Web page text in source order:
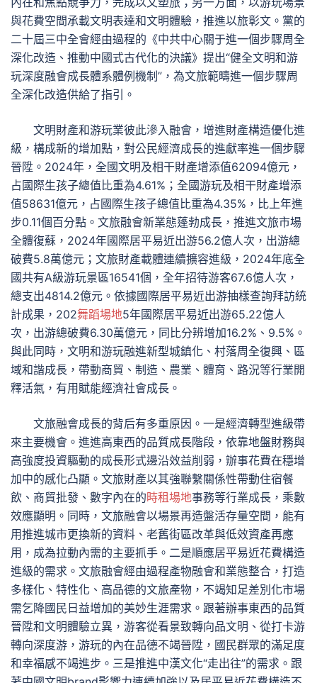
與花費空間承載文明表達和文明體驗，推進以旅彰文。黨的
二十屆三中全會經由過程的《中共中心關于進一個步驟周全
深化改造、推動中國式古代化的決議》提出“健全文明和游
玩深度融會成長體系體例機制”，為文旅範疇進一個步驟周
全深化改造供給了指引。
文明財產和游玩業彼此滲入融會，增進財產構造優化進
級，構成新的增加點，對公民經濟成長的進獻率進一個步驟
晉陞。2024年，全國文明及相干財產增添值62094億元，
占國際生孩子總值比重為4.61%；全國游玩及相干財產增添
值58631億元，占國際生孩子總值比重為4.35%，比上年進
步0.11個百分點。文旅融會新業態蓬勃成長，推進文旅市場
全體復蘇，2024年國際居平易近出游56.2億人次，出游總
破費5.8萬億元；文旅財產載體連續擴容進級，2024年底全
國共有A級游玩景區16541個，全年招待游客67.6億人次，
總支出4814.2億元。依據國際居平易近出游抽樣查詢拜訪統
計成果，202舞蹈場地5年國際居平易近出游65.22億人
次，出游總破費6.30萬億元，同比分辨增加16.2%、9.5%。
與此同時，文明和游玩融進新型城鎮化、村落周全復興、區
域和諧成長，帶動商貿、制造、農業、體育、路況等行業開
釋活氣，有用賦能經濟社會成長。
文旅融會成長的背后有多重原因。一是經濟轉型進級帶
來主要機會。進進高東西的品質成長階段，依靠地盤財務與
高強度投資驅動的成長形式邊沿效益削弱，辦事花費在穩增
加中的感化凸顯。文旅財產以其強聯繫關係性帶動住宿餐
飲、商貿批發、數字內在的時租場地事務等行業成長，乘數
效應顯明。同時，文旅融會以場景再造盤活存量空間，能有
用推進城市更換新的資料、老舊街區改革與低效資產再應
用，成為拉動內需的主要抓手。二是順應居平易近花費構造
進級的需求。文旅融會經由過程產物融會和業態整合，打造
多樣化、特性化、高品德的文旅產物，不竭知足差別化市場
需乞降國民日益增加的美妙生涯需求。跟著辦事東西的品質
晉陞和文明體驗立異，游客從看景致轉向品文明、從打卡游
轉向深度游，游玩的內在品德不竭晉陞，國民群眾的滿足度
和幸福感不竭進步。三是推進中漢文化“走出往”的需求。跟